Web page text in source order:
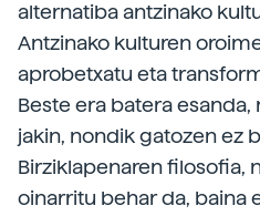
alternatiba antzinako
Antzinako kulturen
aprobetxatu eta
Beste era batera
jakin, nondik gatozen ez
Birziklapenaren filosofia,
oinarritu behar da, baina